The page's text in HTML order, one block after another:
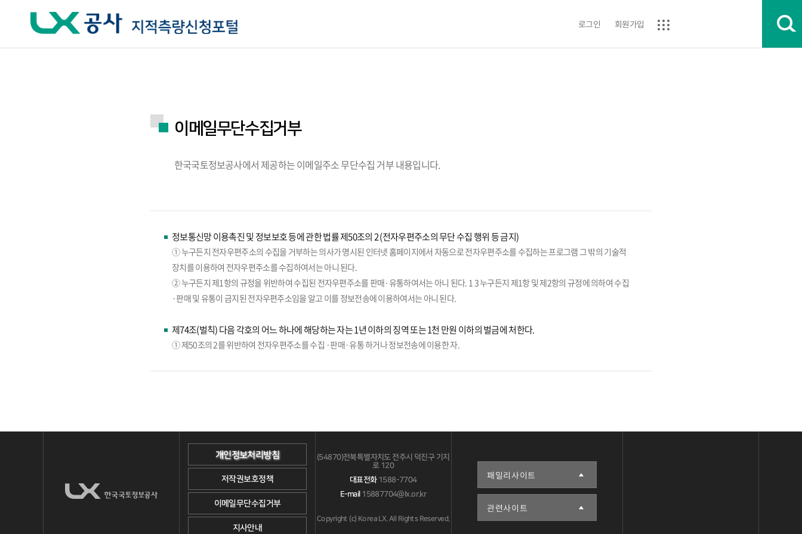
로그인 회원가입
이메일무단수집거부
한국국토정보공사에서 제공하는 이메일주소 무단수집 거부 내용입니다.
정보통신망 이용촉진 및 정보보호 등에 관한 법률 제50조의 2 (전자우편주소의 무단 수집 행위 등 금지)
① 누구든지 전자우편주소의 수집을 거부하는 의사가 명시된 인터넷 홈페이지에서 자동으로 전자우편주소를 수집하는 프로그램 그 밖의 기술적
장치를 이용하여 전자우편주소를 수집하여서는 아니 된다.
② 누구든지 제1항의 규정을 위반하여 수집된 전자우편주소를 판매·유통하여서는 아니 된다. 1 3 누구든지 제1항 및 제2항의 규정에 의하여 수집
·판매 및 유통이 금지된 전자우편주소임을 알고 이를 정보전송에 이용하여서는 아니 된다.
제74조(벌칙) 다음 각호의 어느 하나에 해당하는 자는 1년 이하의 징역 또는 1천 만원 이하의 벌금에 처한다.
① 제50조의 2를 위반하여 전자우편주소를 수집 ·판매·유통 하거나 정보전송에 이용한 자.
개인정보처리방침
저작권보호정책
이메일무단수집거부
지사안내
(54870)전북특별자치도 전주시 덕진구 기지
로 120
대표전화1588-7704
E-mail 15887704@lx.or.kr
Copyright (c) Korea LX. All Rights Reserved.